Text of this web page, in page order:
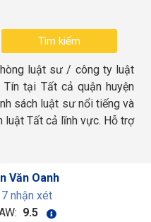
luật sư / công ty luật
tại Tất cả quận huyện
sách luật sư nổi tiếng và
luật Tất cả lĩnh vực. Hỗ trợ
Văn Oanh
7 nhận xét
9.5